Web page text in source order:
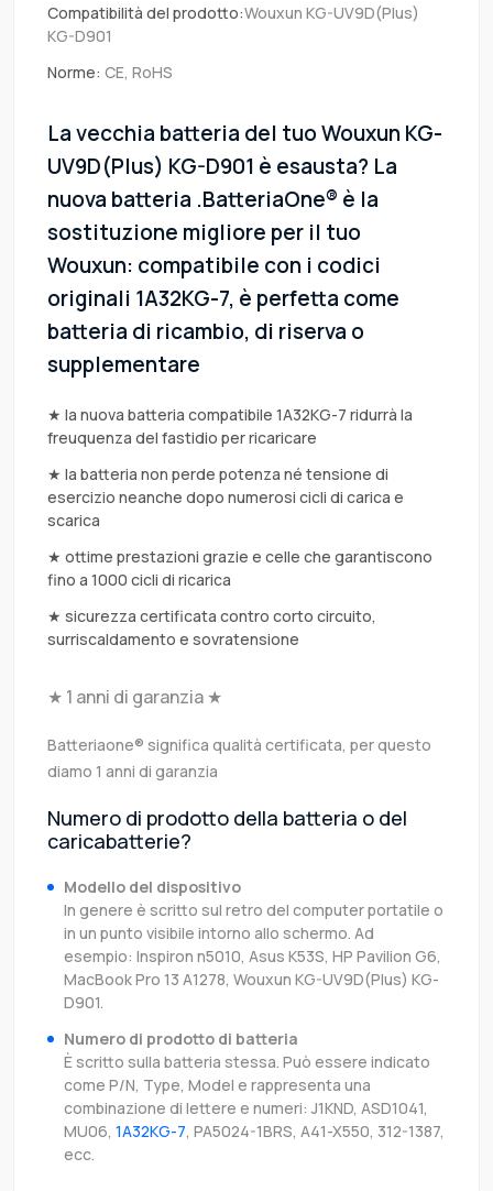
Compatibilità del prodotto:Wouxun KG-UV9D(Plus)
KG-D901
Norme: CE, RoHS
La vecchia batteria del tuo Wouxun KG-
UV9D(Plus) KG-D901 è esausta? La
nuova batteria .BatteriaOne® è la
sostituzione migliore per il tuo
Wouxun: compatibile con i codici
originali 1A32KG-7, è perfetta come
batteria di ricambio, di riserva o
supplementare
★ la nuova batteria compatibile 1A32KG-7 ridurrà la
freuquenza del fastidio per ricaricare
★ la batteria non perde potenza né tensione di
esercizio neanche dopo numerosi cicli di carica e
scarica
★ ottime prestazioni grazie e celle che garantiscono
fino a 1000 cicli di ricarica
★ sicurezza certificata contro corto circuito,
surriscaldamento e sovratensione
★ 1 anni di garanzia ★
Batteriaone® significa qualità certificata, per questo
diamo 1 anni di garanzia
Numero di prodotto della batteria o del
caricabatterie?
Modello del dispositivo
In genere è scritto sul retro del computer portatile o
in un punto visibile intorno allo schermo. Ad
esempio: Inspiron n5010, Asus K53S, HP Pavilion G6,
MacBook Pro 13 A1278, Wouxun KG-UV9D(Plus) KG-
D901.
Numero di prodotto di batteria
È scritto sulla batteria stessa. Può essere indicato
come P/N, Type, Model e rappresenta una
combinazione di lettere e numeri: J1KND, ASD1041,
MU06, 1A32KG-7, PA5024-1BRS, A41-X550, 312-1387,
ecc.